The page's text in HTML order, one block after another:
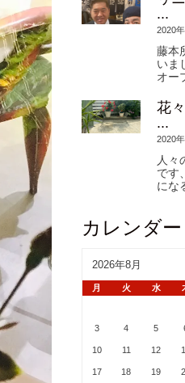
...
2020
藤本
いま
オー
花
...
2020
人々
です
にな
カレンダー
2026年8月
月 火 水
3 4 5
10 11 12
17 18 19